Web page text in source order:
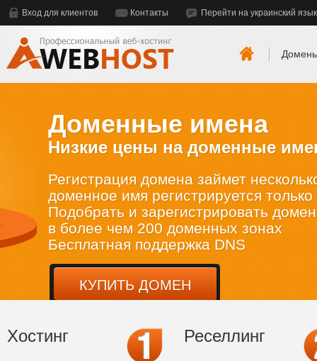
Вход для клиентов Контакты Перейти на украинский язык
Доменные имена
Низкие цены на доменные имена
Регистрация домена займет несколько
доменное имя регистрируется только на
Подобрать и зарегистрировать домен
в более чем 200 доменных зонах
Бесплатная поддержка DNS
КУПИТЬ ДОМЕН
Хостинг Реселлинг